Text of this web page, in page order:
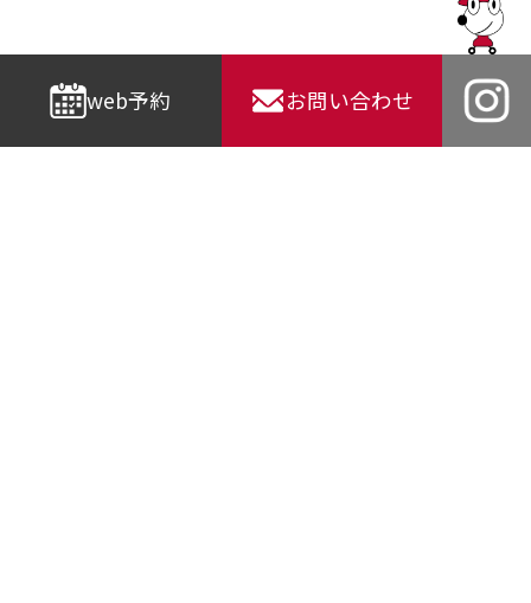
web予約 お問い合わせ